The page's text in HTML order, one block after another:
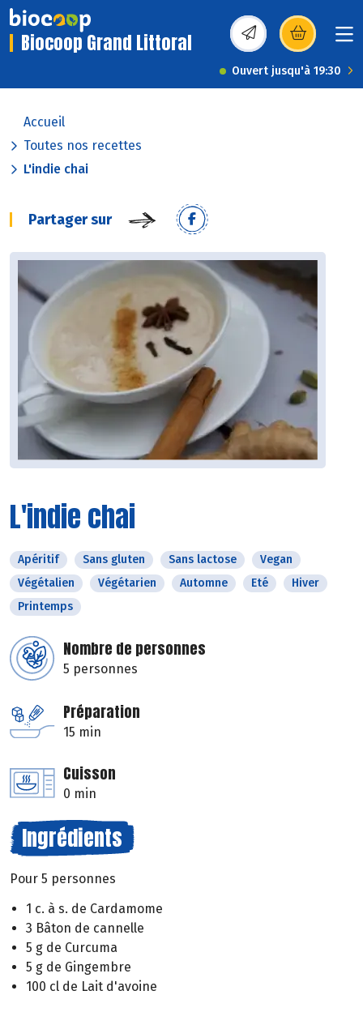
Biocoop Grand Littoral (s’ouvre dans une
Ouvert jusqu'à 19:30
Accueil
Toutes nos recettes
L'indie chai
Partager sur
L'indie chai
Apéritif Sans gluten Sans lactose
Vegan
Végétalien
Végétarien Automne Eté
Hiver
Printemps
Nombre de personnes
5 personnes
Préparation
15 min
Cuisson
0 min
Ingrédients
Pour 5 personnes
1 c. à s. de Cardamome
3 Bâton de cannelle
5 g de Curcuma
5 g de Gingembre
100 cl de Lait d'avoine